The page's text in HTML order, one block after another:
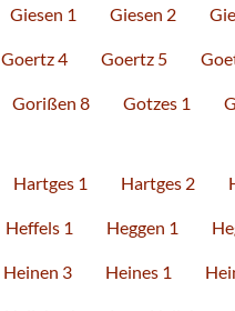
Giesen 1 Giesen 2
Goertz 4 Goertz 5
Gorißen 8 Gotzes 1
Hartges 1 Hartges 2
Heffels 1 Heggen 1
Heinen 3 Heines 1